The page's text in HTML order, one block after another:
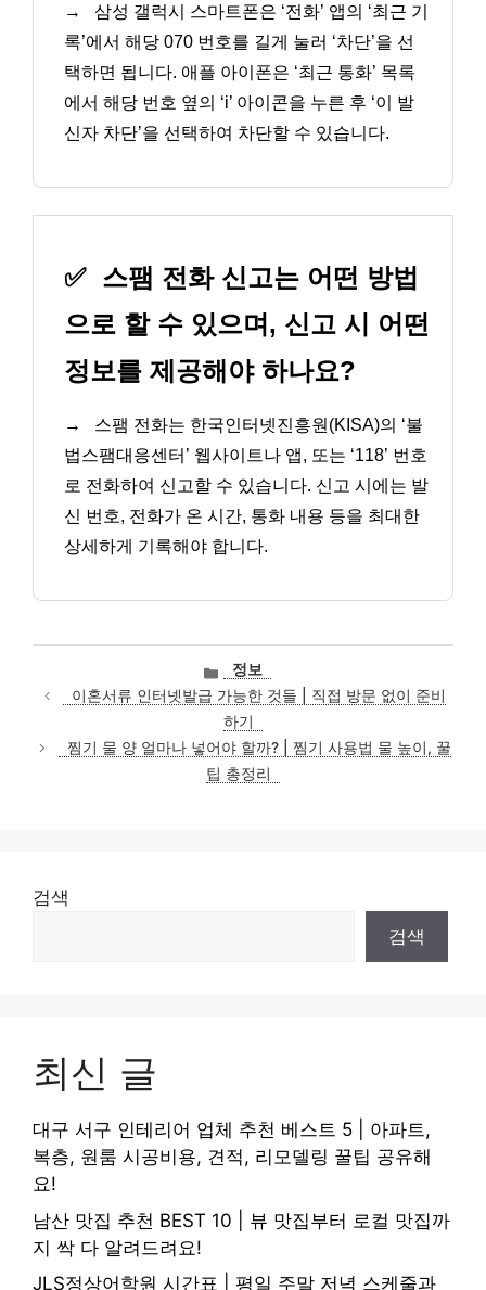
→
삼성 갤럭시 스마트폰은 ‘전화’ 앱의 ‘최근 기
록’에서 해당 070 번호를 길게 눌러 ‘차단’을 선
택하면 됩니다. 애플 아이폰은 ‘최근 통화’ 목록
에서 해당 번호 옆의 ‘i’ 아이콘을 누른 후 ‘이 발
신자 차단’을 선택하여 차단할 수 있습니다.
✅ 스팸 전화 신고는 어떤 방법
으로 할 수 있으며, 신고 시 어떤
정보를 제공해야 하나요?
→
스팸 전화는 한국인터넷진흥원(KISA)의 ‘불
법스팸대응센터’ 웹사이트나 앱, 또는 ‘118’ 번호
로 전화하여 신고할 수 있습니다. 신고 시에는 발
신 번호, 전화가 온 시간, 통화 내용 등을 최대한
상세하게 기록해야 합니다.
카
테
고
리
정보
이혼서류 인터넷발급 가능한 것들 | 직접 방문 없이 준비
하기
찜기 물 양 얼마나 넣어야 할까? | 찜기 사용법 물 높이, 꿀
팁 총정리
검색
검색
최신 글
대구 서구 인테리어 업체 추천 베스트 5 | 아파트,
복층, 원룸 시공비용, 견적, 리모델링 꿀팁 공유해
요!
남산 맛집 추천 BEST 10 | 뷰 맛집부터 로컬 맛집까
지 싹 다 알려드려요!
JLS정상어학원 시간표 | 평일 주말 저녁 스케줄과